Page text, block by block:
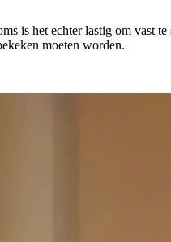
is het echter lastig om vast
moeten worden.